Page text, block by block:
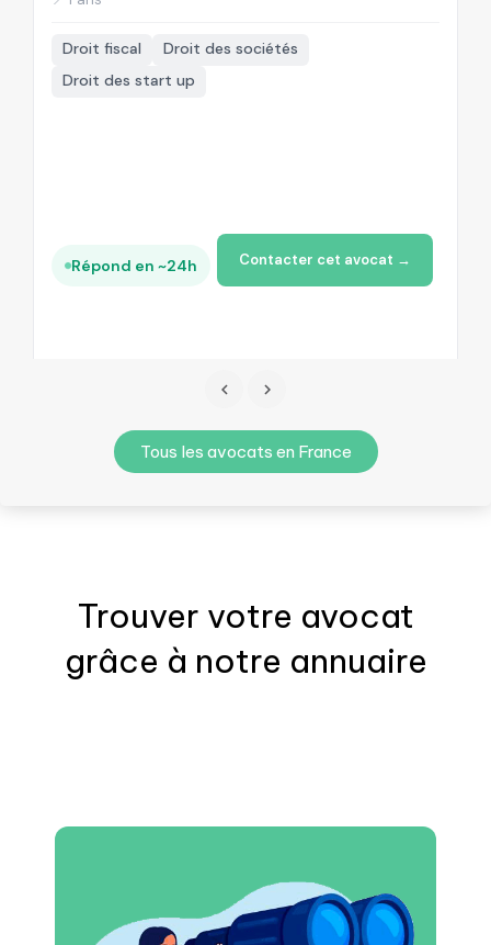
Droit fiscal
Droit des sociétés
Droit des start up
Répond en ~24h Contacter cet avocat →
Tous les avocats en France
Trouver votre avocat
grâce à notre annuaire